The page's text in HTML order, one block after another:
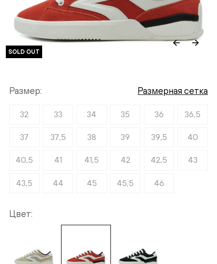
SOLD OUT
Размер Размерная сетка
32 33 34 35 36 36,5
37 37,5 38 39 39,5 40
40,5 41 41,5 42 42,5 43
43,5 44 45 45,5 46
Цвет